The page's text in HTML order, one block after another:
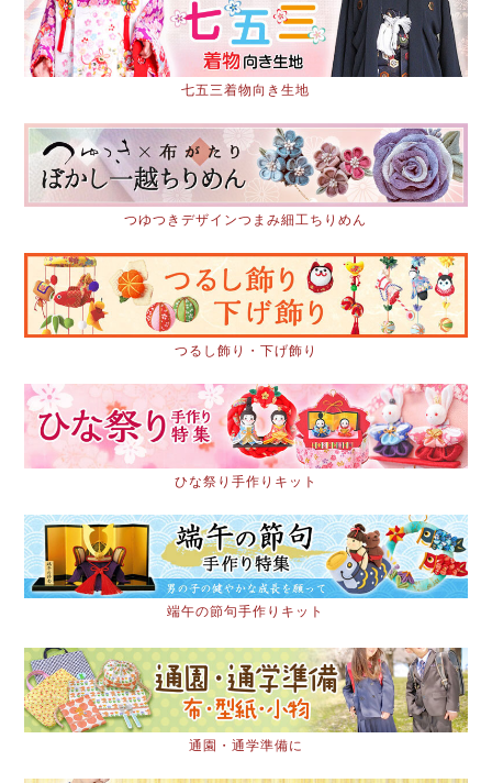
七五三着物向き生地
つゆつきデザインつまみ細工ちりめん
つるし飾り・下げ飾り
ひな祭り手作りキット
端午の節句手作りキット
通園・通学準備に